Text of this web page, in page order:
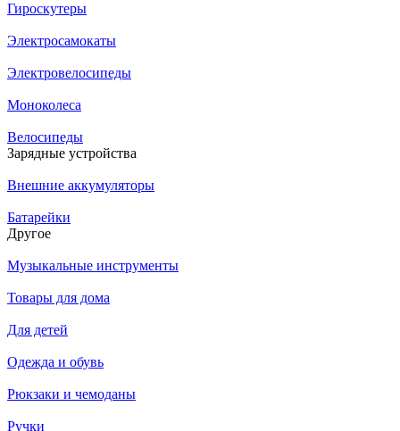
Гироскутеры
Электросамокаты
Электровелосипеды
Моноколеса
Велосипеды
Зарядные устройства
Внешние аккумуляторы
Батарейки
Другое
Музыкальные инструменты
Товары для дома
Для детей
Одежда и обувь
Рюкзаки и чемоданы
Ручки